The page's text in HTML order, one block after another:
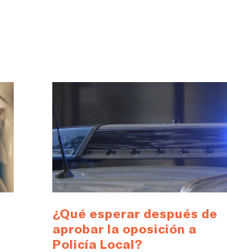
¿Qué esperar después de
aprobar la oposición a
Policía Local?